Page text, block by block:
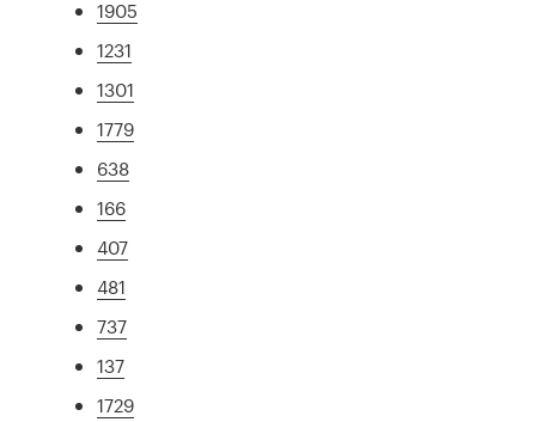
1905
1231
1301
1779
638
166
407
481
737
137
1729